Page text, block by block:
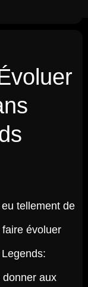
tellement de
évoluer
donner aux